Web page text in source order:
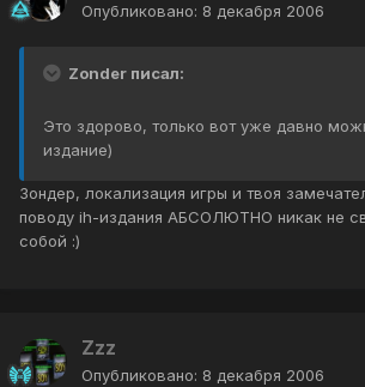
Опубликовано: 8 декабря 2006
Zonder писал:
Это здорово, только вот уже давно
издание)
Зондер, локализация игры и твоя
поводу ih-издания АБСОЛЮТНО никак не
собой :)
Zzz
Опубликовано: 8 декабря 2006